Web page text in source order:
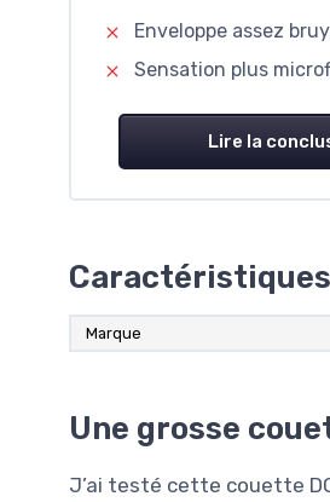
Enveloppe assez
Sensation plus
Lire la
Caractéristiques
Marque
Une grosse
J’ai testé cette couette